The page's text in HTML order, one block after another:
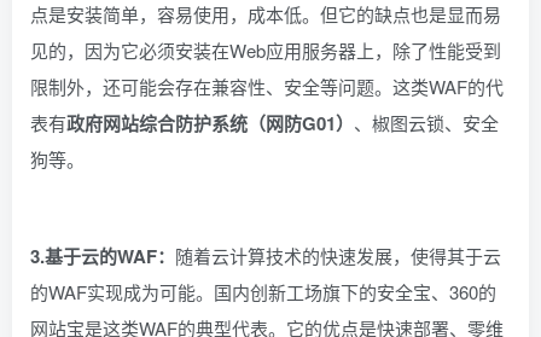
点是安装简单，容易使用，成本低。但它的缺点也是显而易
见的，因为它必须安装在Web应用服务器上，除了性能受到
限制外，还可能会存在兼容性、安全等问题。这类WAF的代
表有政府网站综合防护系统（网防G01） 、椒图云锁、安全
狗等。
3.基于云的WAF： 随着云计算技术的快速发展，使得其于云
的WAF实现成为可能。国内创新工场旗下的安全宝、360的
网站宝是这类WAF的典型代表。它的优点是快速部署、零维